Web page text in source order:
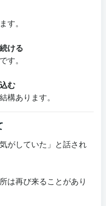
す。
ける
す。
む
構あります。
がしていた」と話され
は再び来ることがあり